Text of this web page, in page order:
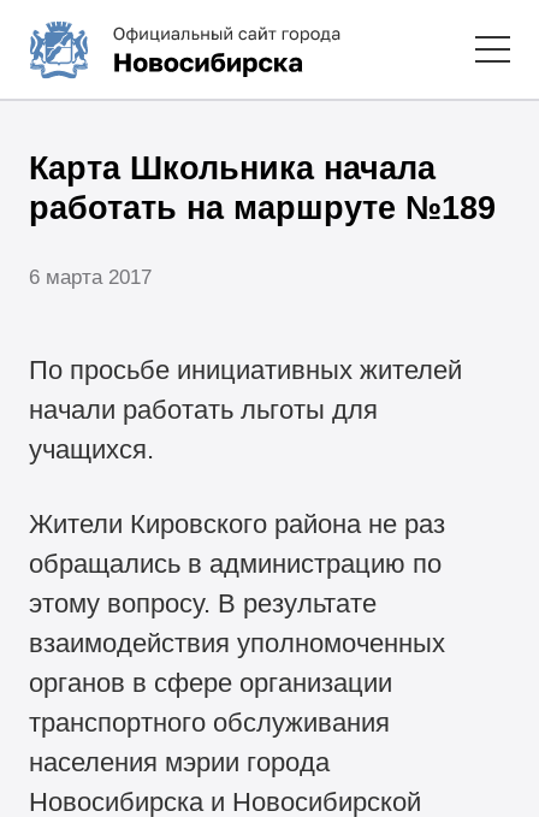
Карта Школьника начала
работать на маршруте №189
6 марта 2017
По просьбе инициативных жителей
начали работать льготы для
учащихся.
Жители Кировского района не раз
обращались в администрацию по
этому вопросу. В результате
взаимодействия уполномоченных
органов в сфере организации
транспортного обслуживания
населения мэрии города
Новосибирска и Новосибирской